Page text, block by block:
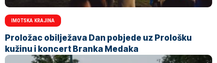
IMOTSKA KRAJINA
Proložac obilježava Dan pobjede uz Prološku
kužinu i koncert Branka Medaka